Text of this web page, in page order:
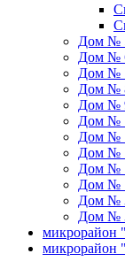
Дом №
Дом №
Дом №
Дом №
Дом №
Дом №
Дом №
Дом №
Дом №
Дом №
Дом №
Дом №
микрорайон